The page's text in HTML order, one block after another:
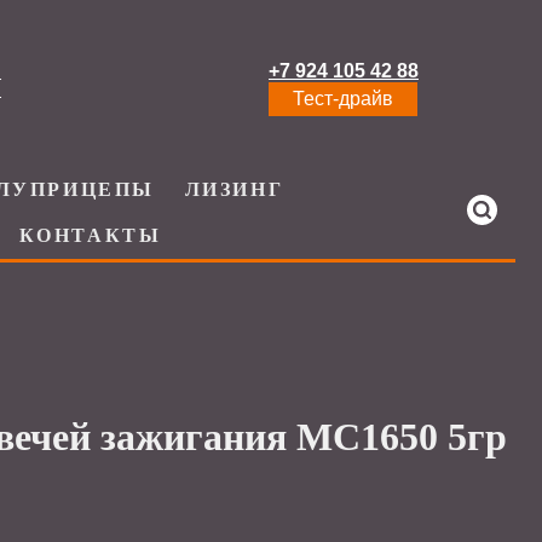
+7 924 105 42 88
Тест-драйв
ЛИЗИНГ
КОНТАКТЫ
зажигания МС1650 5гр